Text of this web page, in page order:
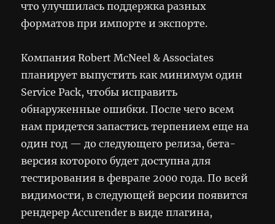
что улучшилась поддержка разных
форматов при импорте и экспорте.
Компания Robert McNeel & Associates
планирует выпустить как минимум один
Service Pack, чтобы исправить
обнаруженные ошибки. После чего всем
нам придется запастись терпением еще на
один год — до следующего релиза, бета-
версия которого будет доступна для
тестирования в феврале 2000 года. По всей
видимости, в следующей версии появится
рендерер Accurender в виде плагина,